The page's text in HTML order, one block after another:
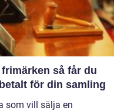
så får du
för din samling
som vill sälja en